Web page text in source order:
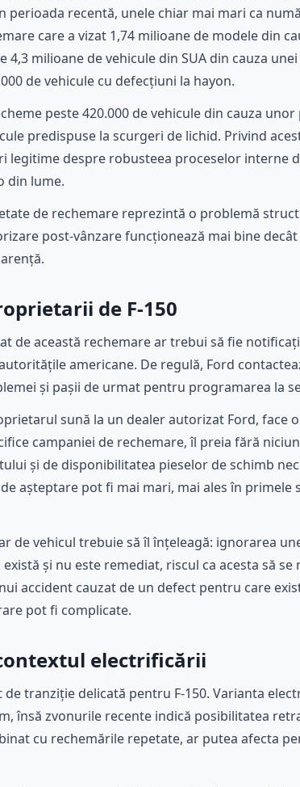
recentă, unele chiar mai mari ca
care a vizat 1,74 milioane de modele din
4,3 milioane de vehicule din SUA din cauza
de vehicule cu defecțiuni la hayon.
peste 420.000 de vehicule din cauza
predispuse la scurgeri de lichid. Privind
legitime despre robusteea proceselor interne
din lume.
de rechemare reprezintă o problemă
post-vânzare funcționează mai bine
de F-150
de această rechemare ar trebui să fie
americane. De regulă, Ford
și pașii de urmat pentru programarea la
sună la un dealer autorizat Ford, face
campaniei de rechemare, îl preia fără
și de disponibilitatea pieselor de schimb
așteptare pot fi mai mari, mai ales în primele
de vehicul trebuie să îl înțeleagă: ignorarea
și nu este remediat, riscul ca acesta să
accident cauzat de un defect pentru care
pot fi complicate.
electrificării
tranziție delicată pentru F-150. Varianta
însă zvonurile recente indică posibilitatea
cu rechemările repetate, ar putea afecta